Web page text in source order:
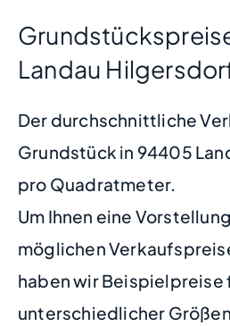
Landau
Der durchschnittliche
Grundstück in 94405
pro Quadratmeter.
Um Ihnen eine
möglichen
haben wir Beispielpreise
unterschiedlicher